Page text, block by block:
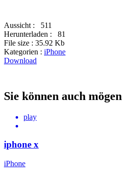
Aussicht :
511
Herunterladen :
81
File size : 35.92 Kb
Kategorien : iPhone
Download
Sie können auch mögen
play
iphone x
iPhone